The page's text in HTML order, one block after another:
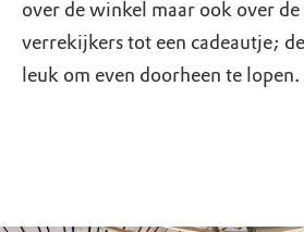
over de winkel maar ook over
verrekijkers tot een cadeautje;
leuk om even doorheen te lopen.